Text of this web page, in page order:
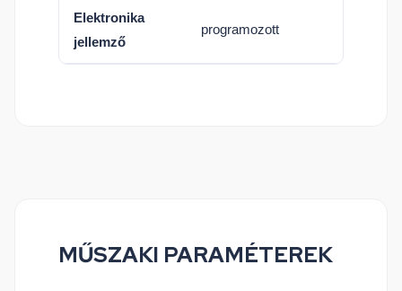
Elektronika
jellemző
programozott
MŰSZAKI PARAMÉTEREK